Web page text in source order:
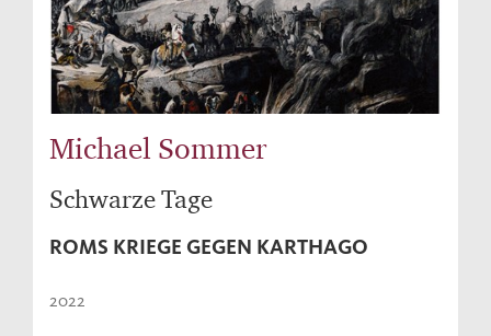
Michael Sommer
Schwarze Tage
ROMS KRIEGE GEGEN KARTHAGO
2022